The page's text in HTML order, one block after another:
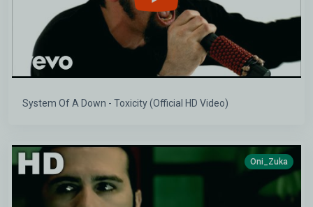
System Of A Down - Toxicity (Official HD Video)
Oni_Zuka